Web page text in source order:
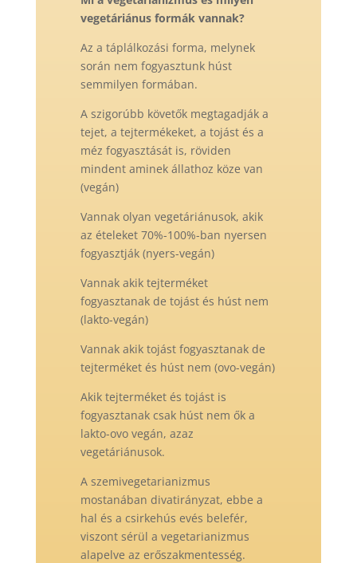
vegetáriánus formák vannak?
Az a táplálkozási forma, melynek
során nem fogyasztunk húst
semmilyen formában.
A szigorúbb követők megtagadják a
tejet, a tejtermékeket, a tojást és a
méz fogyasztását is, röviden
mindent aminek állathoz köze van
(vegán)
Vannak olyan vegetáriánusok, akik
az ételeket 70%-100%-ban nyersen
fogyasztják (nyers-vegán)
Vannak akik tejterméket
fogyasztanak de tojást és húst nem
(lakto-vegán)
Vannak akik tojást fogyasztanak de
tejterméket és húst nem (ovo-vegán)
Akik tejterméket és tojást is
fogyasztanak csak húst nem ők a
lakto-ovo vegán, azaz
vegetáriánusok.
A szemivegetarianizmus
mostanában divatirányzat, ebbe a
hal és a csirkehús evés belefér,
viszont sérül a vegetarianizmus
alapelve az erőszakmentesség.